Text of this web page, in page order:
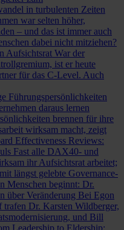
in turbulenten Zeiten
war selten höher,
– und das ist immer auch
dabei nicht mitziehen?
Aufsichtsrat War der
ist er heute
für das C-Level. Auch
Führungspersönlichkeiten
daraus lernen
brennen für ihre
wirksam macht, zeigt
Effectiveness Reviews:
Fast alle DAX40- und
ihr Aufsichtsrat arbeitet;
längst gelebte Governance-
Menschen beginnt: Dr.
über Veränderung Bei Egon
trafen Dr. Karsten Wildberger,
und Bill
Leadership to Eldership: